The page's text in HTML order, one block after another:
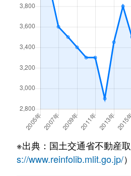
下鴨上川原町
7,700
下鴨北園町
下鴨北園町
6,800
8,900
下鴨芝本町
6,900
下鴨蓼倉町
4,100
2,000
※出典：国土交通省不動産
s://www.reinfolib.mlit.go.jp/